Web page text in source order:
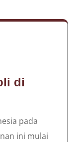
di
pada
ini mulai